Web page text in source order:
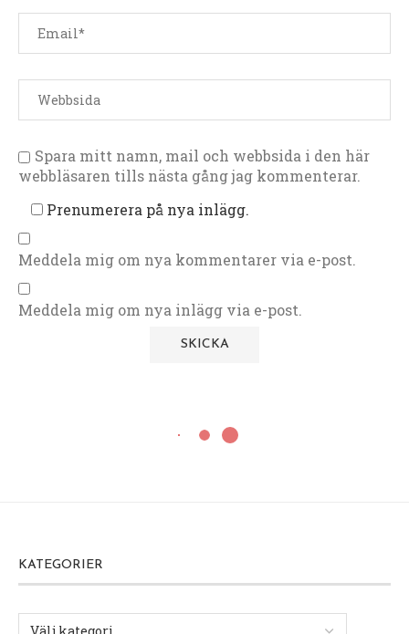
Spara mitt namn, mail och webbsida i den här
webbläsaren tills nästa gång jag kommenterar.
Prenumerera på nya inlägg.
Meddela mig om nya kommentarer via e-post.
Meddela mig om nya inlägg via e-post.
KATEGORIER